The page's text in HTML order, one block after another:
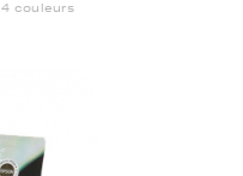
4 couleurs